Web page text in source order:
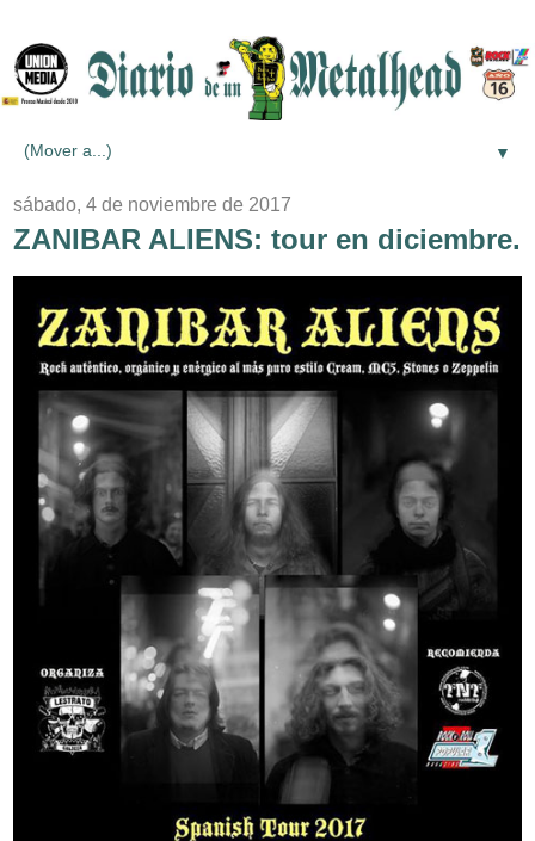
▼
sábado, 4 de noviembre de 2017
ZANIBAR ALIENS: tour en diciembre.